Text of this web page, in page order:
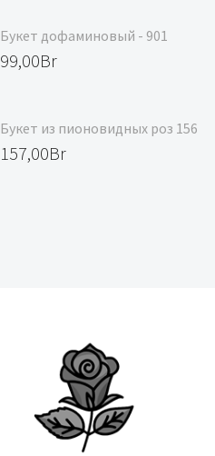
Букет дофаминовый - 901
Первоначальная
119,00Br.
99,00Br
99,00Br.
Букет из пионовидных роз 156
Первоначальная
157,00Br